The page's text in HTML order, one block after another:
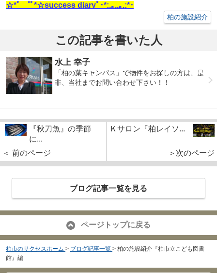
☆*ﾟ ゜ﾟ*☆success diaryﾟ･*:.｡..｡.:*･
柏の施設紹介
この記事を書いた人
水上 幸子
「柏の葉キャンパス」で物件をお探しの方は、是
非、当社までお問い合わせ下さい！！
『秋刀魚』の季節
に...
＜ 前のページ
Ｋサロン『柏レイソ...
＞次のページ
ブログ記事一覧を見る
ページトップに戻る
柏市のサクセスホーム > ブログ記事一覧 > 柏の施設紹介『柏市立こども図書
館』編